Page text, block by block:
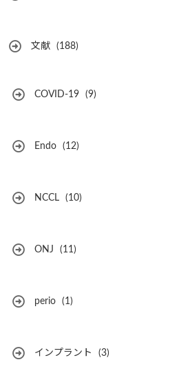
文献 (188)
COVID-19 (9)
Endo (12)
NCCL (10)
ONJ (11)
perio (1)
インプラント (3)